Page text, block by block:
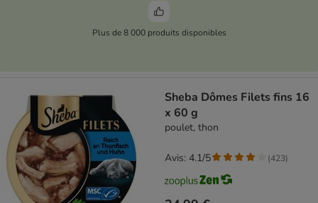
Plus de 8 000 produits disponibles
Sheba Dômes Filets fins 16
x 60 g
poulet, thon
Avis: 4.1/5 (423)